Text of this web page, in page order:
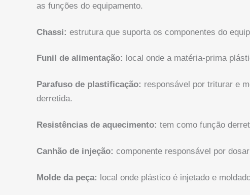
as funções do equipamento.
Chassi: estrutura que suporta os componentes do
Funil de alimentação: local onde a matéria-prima
Parafuso de plastificação: responsável por triturar e
derretida.
Resistências de aquecimento: tem como função
Canhão de injeção: componente responsável por
Molde da peça: local onde plástico é injetado e